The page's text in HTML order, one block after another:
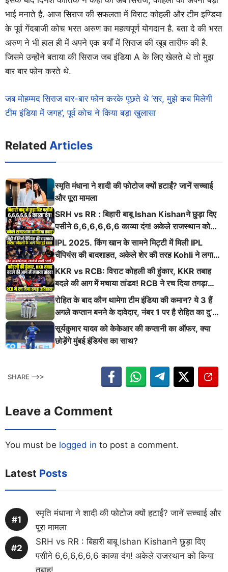
भाई मनाते है. आज सिराज की सफलता में विराट कोहली और टीम इण्डिया
के पूर्व गेंदबाजी कोच भरत अरुण का महत्वपूर्ण योगदान है. बता दे की भरत
अरुण ने भी हाल ही में अपने एक बयाँ में सिराज की खूब तारीफ की है.
जिसमे उन्होंने बताया की सिराज जब इंडिया A के लिए खेलते थे तो मुझ
बार बार फोन करते थे.
जब मोहम्मद सिराज बार-बार फोन करके पूछते थे ‘सर, मुझे कब मिलेगी
टीम इंडिया में जगह’, पूर्व कोच ने किया बड़ा खुलासा
Related Articles
स्मृति मंधाना ने शादी की फोटोज क्यों हटाईं? जानें सच्चाई
और पूरा मामला
SRH vs RR : बिहारी बाबू Ishan Kishanने छुड़ा दिए
पसीने 6,6,6,6,6,6 काव्या दंग! अकेले राजस्थान को
किया तबाह!
IPL 2025. किंग खान के सामने मिट्टी में मिली IPL
चैंपियंस की बादशाहत, अकेले शेर की तरह Kohli ने लगाई
ऐसी दहाड़
KKR vs RCB: विराट कोहली की हुंकार, KKR तबाह
बदले की आग में मचाया तांडव! RCB ने रच दिया तगड़ा
इतिहास
रोहित के बाद कौन थामेगा टीम इंडिया की कमान? ये 3 हैं
अगले कप्तान बनने के दावेदार, नंबर 1 पर है रोहित का दु’
श्मन
सूर्यकुमार यादव को केकेआर की कप्तानी का ऑफर, क्या
छोड़ेंगे मुंबई इंडियंस का साथ?
SHARE -->>
Leave a Comment
You must be logged in to post a comment.
Latest Posts
स्मृति मंधाना ने शादी की फोटोज क्यों हटाईं? जानें सच्चाई और
पूरा मामला
SRH vs RR : बिहारी बाबू Ishan Kishanने छुड़ा दिए
पसीने 6,6,6,6,6,6 काव्या दंग! अकेले राजस्थान को किया
तबाह!